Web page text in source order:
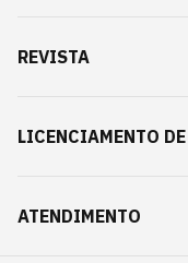
REVISTA
LICENCIAMENTO
ATENDIMENTO